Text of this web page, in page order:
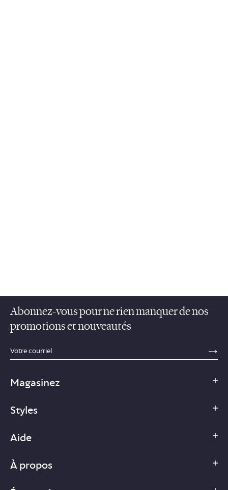
Abonnez-vous pour ne rien manquer de nos
promotions et nouveautés
sections.footer.email_field_ada_label
Magasinez
Styles
Aide
À propos